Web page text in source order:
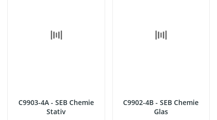
C9903-4A - SEB Chemie
Stativ
C9902-4B - SEB Chemie
Glas